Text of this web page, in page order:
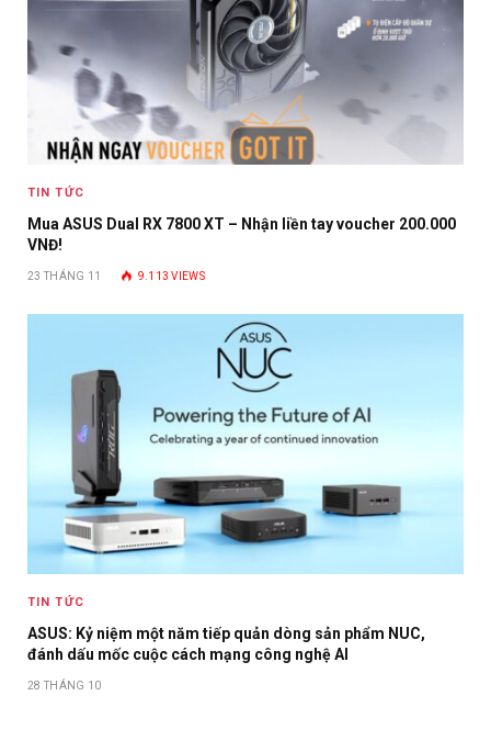
TIN TỨC
Mua ASUS Dual RX 7800 XT – Nhận liền tay voucher 200.000
VNĐ!
23 THÁNG 11 9.113VIEWS
TIN TỨC
ASUS: Kỷ niệm một năm tiếp quản dòng sản phẩm NUC,
đánh dấu mốc cuộc cách mạng công nghệ AI
28 THÁNG 10